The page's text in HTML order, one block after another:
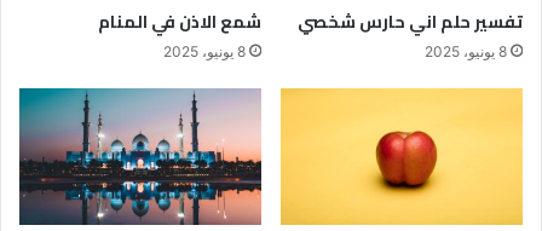
تفسير حلم اني حارس شخصي
8 يونيو، 2025
شمع الاذن في المنام
8 يونيو، 2025